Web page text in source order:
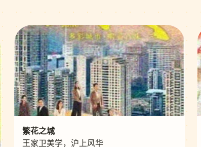
繁花之城
王家卫美学，沪上风华